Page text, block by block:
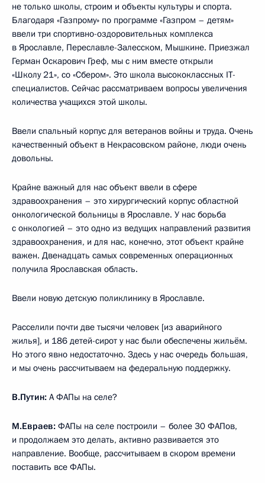
не только школы, строим и объекты культуры и спорта.
Благодаря «Газпрому» по программе «Газпром – детям»
ввели три спортивно-оздоровительных комплекса
в Ярославле, Переславле-Залесском, Мышкине. Приезжал
Герман Оскарович Греф, мы с ним вместе открыли
«Школу 21», со «Сбером». Это школа высококлассных IT-
специалистов. Сейчас рассматриваем вопросы увеличения
количества учащихся этой школы.
Ввели спальный корпус для ветеранов войны и труда. Очень
качественный объект в Некрасовском районе, люди очень
довольны.
Крайне важный для нас объект ввели в сфере
здравоохранения – это хирургический корпус областной
онкологической больницы в Ярославле. У нас борьба
с онкологией – это одно из ведущих направлений развития
здравоохранения, и для нас, конечно, этот объект крайне
важен. Двенадцать самых современных операционных
получила Ярославская область.
Ввели новую детскую поликлинику в Ярославле.
Расселили почти две тысячи человек [из аварийного
жилья], и 186 детей-сирот у нас были обеспечены жильём.
Но этого явно недостаточно. Здесь у нас очередь большая,
и мы очень рассчитываем на федеральную поддержку.
В.Путин: А ФАПы на селе?
М.Евраев: ФАПы на селе построили – более 30 ФАПов,
и продолжаем это делать, активно развивается это
направление. Вообще, рассчитываем в скором времени
поставить все ФАПы.